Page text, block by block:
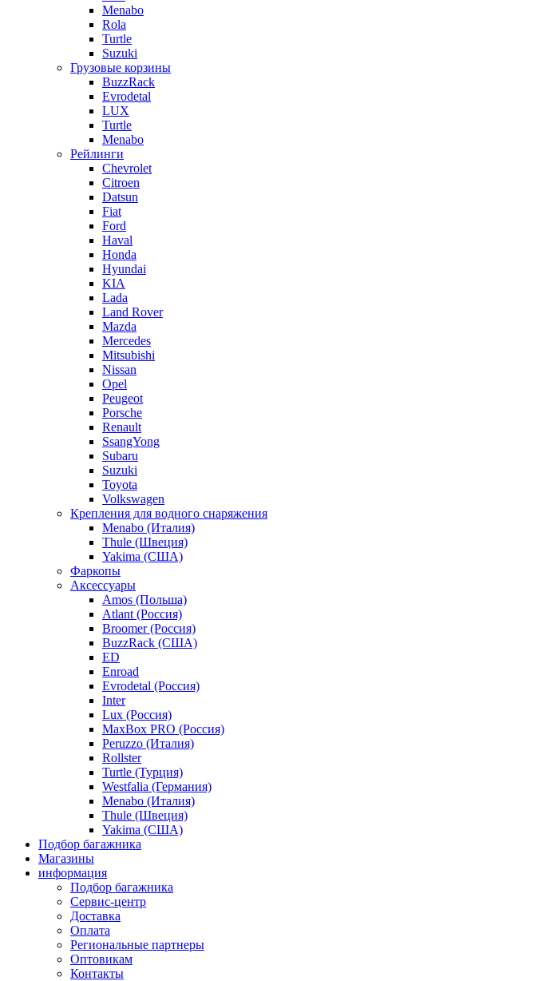
Menabo
Rola
Turtle
Suzuki
Грузовые корзины
BuzzRack
Evrodetal
LUX
Turtle
Menabo
Рейлинги
Chevrolet
Citroen
Datsun
Fiat
Ford
Haval
Honda
Hyundai
KIA
Lada
Land Rover
Mazda
Mercedes
Mitsubishi
Nissan
Opel
Peugeot
Porsche
Renault
SsangYong
Subaru
Suzuki
Toyota
Volkswagen
Крепления для водного снаряжения
Menabo (Италия)
Thule (Швеция)
Yakima (США)
Фаркопы
Аксессуары
Amos (Польша)
Atlant (Россия)
Broomer (Россия)
BuzzRack (США)
ED
Enroad
Evrodetal (Россия)
Inter
Lux (Россия)
MaxBox PRO (Россия)
Peruzzo (Италия)
Rollster
Turtle (Турция)
Westfalia (Германия)
Menabo (Италия)
Thule (Швеция)
Yakima (США)
Подбор багажника
Магазины
информация
Подбор багажника
Сервис-центр
Доставка
Оплата
Региональные партнеры
Оптовикам
Контакты